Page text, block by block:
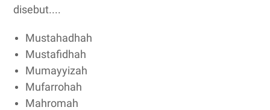
disebut....
Mustahadhah
Mustafidhah
Mumayyizah
Mufarrohah
Mahromah